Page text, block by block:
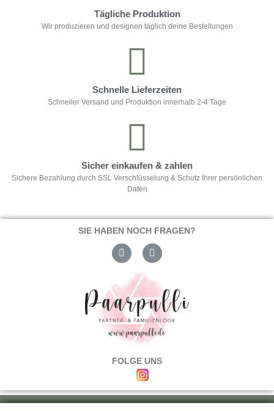
Tägliche Produktion
Wir produzieren und designen täglich deine Bestellungen
Schnelle Lieferzeiten
Schneller Versand und Produktion innerhalb 2-4 Tage
Sicher einkaufen & zahlen
Sichere Bezahlung durch SSL Verschlüsselung & Schutz Ihrer persönlichen
Daten
SIE HABEN NOCH FRAGEN?
FOLGE UNS